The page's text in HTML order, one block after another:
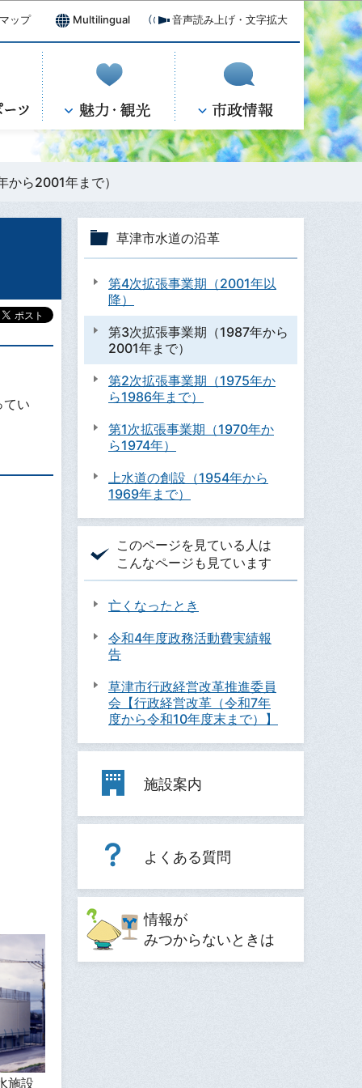
ップ Multilingual 音声読み上げ・文字拡大
ら2001年まで）
い
施設
草津市水道の沿革
第4次拡張事業期（2001年以
降）
第3次拡張事業期（1987年から
2001年まで）
第2次拡張事業期（1975年か
ら1986年まで）
第1次拡張事業期（1970年か
ら1974年）
上水道の創設（1954年から
1969年まで）
このページを見ている人は
こんなページも見ています
亡くなったとき
令和4年度政務活動費実績報
告
草津市行政経営改革推進委員
会【行政経営改革（令和7年
度から令和10年度末まで）】
施設案内
よくある質問
情報が
みつからないときは